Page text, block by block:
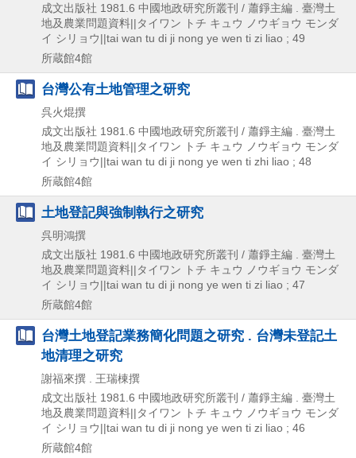
成文出版社 1981.6 中國地政研究所叢刊 / 蕭錚主編 . 臺灣土
地及農業問題資料||タイワン トチ キュウ ノウギョウ モンダ
イ シリョウ||tai wan tu di ji nong ye wen ti zi liao ; 49
所蔵館4館
台灣公有土地管理之研究
呉火焜撰
成文出版社 1981.6 中國地政研究所叢刊 / 蕭錚主編 . 臺灣土
地及農業問題資料||タイワン トチ キュウ ノウギョウ モンダ
イ シリョウ||tai wan tu di ji nong ye wen ti zhi liao ; 48
所蔵館4館
土地登記與強制執行之研究
呉明鴻撰
成文出版社 1981.6 中國地政研究所叢刊 / 蕭錚主編 . 臺灣土
地及農業問題資料||タイワン トチ キュウ ノウギョウ モンダ
イ シリョウ||tai wan tu di ji nong ye wen ti zi liao ; 47
所蔵館4館
台灣土地登記業務簡化問題之研究 . 台灣未登記土
地清理之研究
謝福來撰 . 王瑞棟撰
成文出版社 1981.6 中國地政研究所叢刊 / 蕭錚主編 . 臺灣土
地及農業問題資料||タイワン トチ キュウ ノウギョウ モンダ
イ シリョウ||tai wan tu di ji nong ye wen ti zi liao ; 46
所蔵館4館